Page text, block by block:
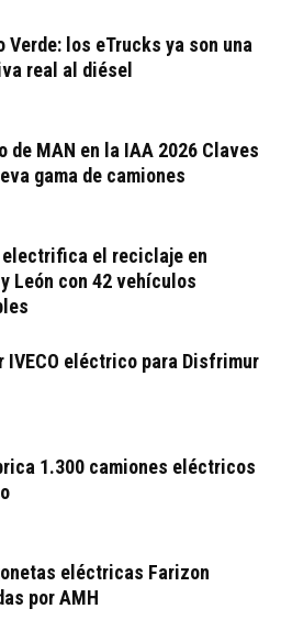
Verde: los eTrucks ya son una
real al diésel
de MAN en la IAA 2026 Claves
gama de camiones
el reciclaje en
León con 42 vehículos
IVECO eléctrico para Disfrimur
1.300 camiones eléctricos
eléctricas Farizon
por AMH